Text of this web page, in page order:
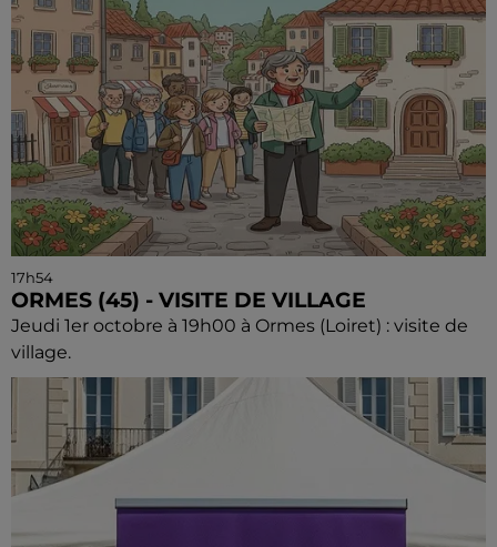
17h54
ORMES (45) - VISITE DE VILLAGE
Jeudi 1er octobre à 19h00 à Ormes (Loiret) : visite de
village.